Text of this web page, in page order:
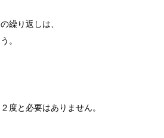
繰り返しは、
。
度と必要はありません。